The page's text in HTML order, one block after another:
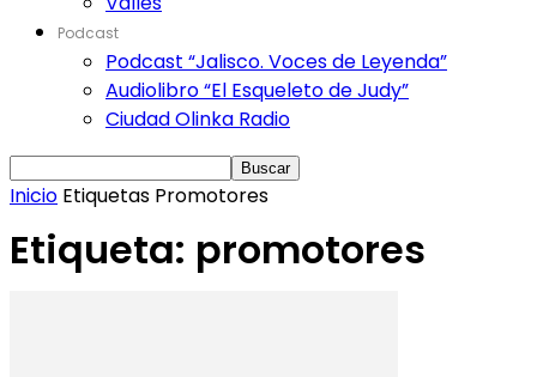
Podcast
Podcast “Jalisco. Voces de Leyenda”
Audiolibro “El Esqueleto de Judy”
Ciudad Olinka Radio
Inicio Etiquetas Promotores
Etiqueta: promotores